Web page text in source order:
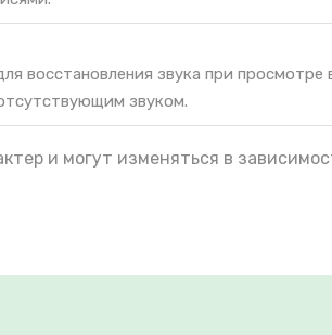
восстановления звука при
звуком.
и могут изменяться в